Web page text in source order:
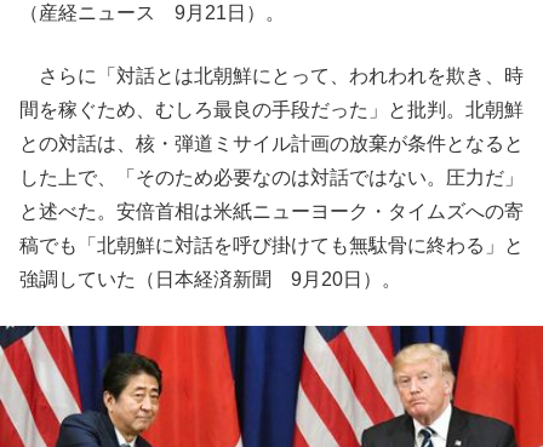
（産経ニュース 9月21日）。
さらに「対話とは北朝鮮にとって、われわれを欺き、時
間を稼ぐため、むしろ最良の手段だった」と批判。北朝鮮
との対話は、核・弾道ミサイル計画の放棄が条件となると
した上で、「そのため必要なのは対話ではない。圧力だ」
と述べた。安倍首相は米紙ニューヨーク・タイムズへの寄
稿でも「北朝鮮に対話を呼び掛けても無駄骨に終わる」と
強調していた（日本経済新聞 9月20日）。